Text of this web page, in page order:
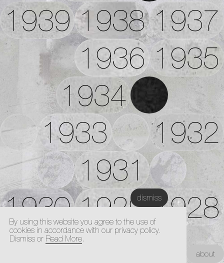
1939 1938 1937
1936 1935
1934
1933
1932
1931
1930 1929 1928
1927
about
By using this website you agree to the use of
cookies in accordance with our privacy policy.
Dismiss or Read More.
dismiss